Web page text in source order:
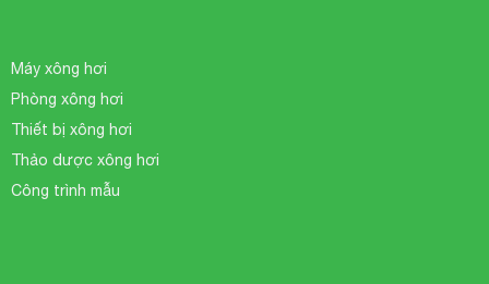
Máy xông hơi
Phòng xông hơi
Thiết bị xông hơi
Thảo dược xông hơi
Công trình mẫu